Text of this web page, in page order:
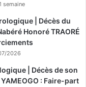
semaine
| Décès du
Honoré TRAORÉ
2026
| Décès de son
: Faire-part